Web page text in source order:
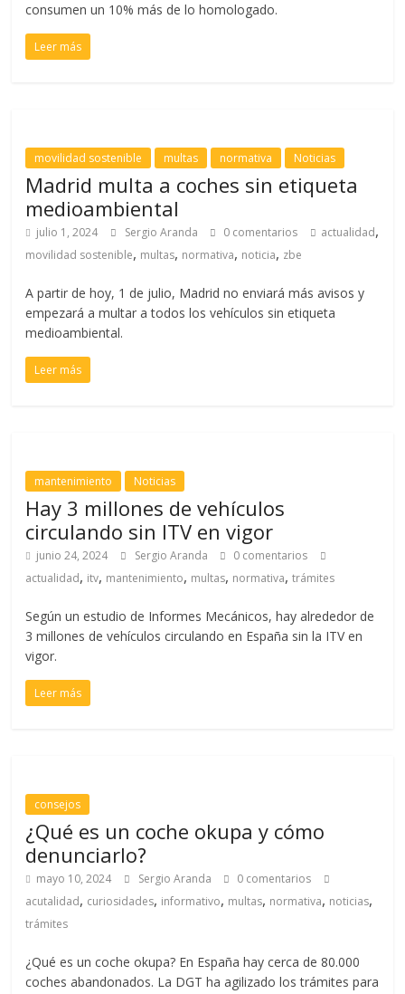
consumen un 10% más de lo homologado.
Leer más
movilidad sostenible multas normativa Noticias
Madrid multa a coches sin etiqueta
medioambiental
julio 1, 2024 Sergio Aranda 0 comentarios actualidad,
movilidad sostenible, multas, normativa, noticia, zbe
A partir de hoy, 1 de julio, Madrid no enviará más avisos y
empezará a multar a todos los vehículos sin etiqueta
medioambiental.
Leer más
mantenimiento Noticias
Hay 3 millones de vehículos
circulando sin ITV en vigor
junio 24, 2024 Sergio Aranda
0 comentarios
actualidad, itv, mantenimiento, multas, normativa,trámites
Según un estudio de Informes Mecánicos, hay alrededor de
3 millones de vehículos circulando en España sin la ITV en
vigor.
Leer más
consejos
¿Qué es un coche okupa y cómo
denunciarlo?
mayo 10, 2024 Sergio Aranda
0 comentarios
acutalidad, curiosidades, informativo, multas, normativa, noticias,
trámites
¿Qué es un coche okupa? En España hay cerca de 80.000
coches abandonados. La DGT ha agilizado los trámites para